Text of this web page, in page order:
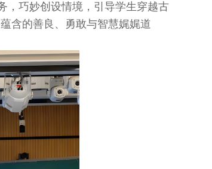
，巧妙创设情境，引导学生穿越古
含的善良、勇敢与智慧娓娓道